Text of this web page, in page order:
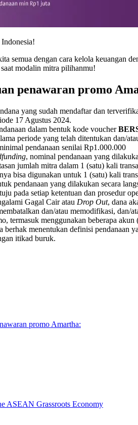
semua dengan cara kelola keuangan
modalin mitra pilihanmu!
penawaran promo
yang sudah mendaftar dan
17 Agustus 2024.
dalam bentuk kode voucher
periode yang telah ditentukan dan/
pendanaan senilai Rp1.000.000
, nominal pendanaan yang
jumlah mitra dalam 1 (satu) kali
bisa digunakan untuk 1 (satu) kali
pendanaan yang dilakukan secara
pada setiap ketentuan dan prosedur
Gagal Cair atau Drop Out, dana
dan/atau memodifikasi, dan/
termasuk menggunakan beberapa akun
menentukan definisi pendanaan
itikad buruk.
promo Amartha:
ASEAN Grassroots Economy